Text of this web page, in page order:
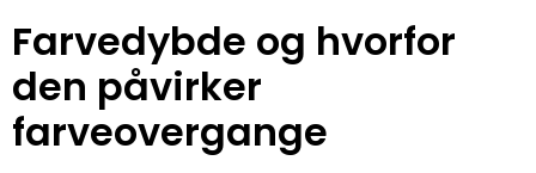
Farvedybde og hvorfor
den påvirker
farveovergange